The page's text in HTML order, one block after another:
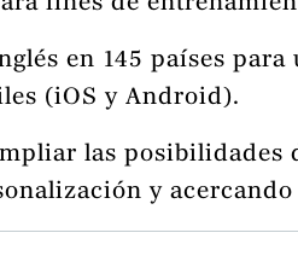
en 145 países para
(iOS y Android).
las
y acercando